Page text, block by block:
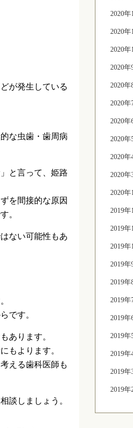
が発生している
な虫歯・歯周病
と言って、姫路
を間接的な原因
。
ない可能性もあ
です。
あります。
もよります。
える歯科医師も
談しましょう。
2020年
2020年
2020年
2020年
2020年
2020年
2020年
2020年
2020年
2020年
2020年
2019年
2019年
2019年
2019年
2019年
2019年
2019年
2019年
2019年
2019年
2019年